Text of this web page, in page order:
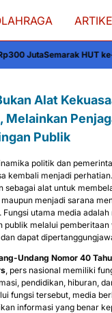
ke-81 RI, Kapolres Wajo
Alat
Melainkan
Publik
politik dan
kembali menjadi
sebagai alat untuk
menjadi sarana
Fungsi utama media adalah
publik melalui pemberitaan
dapat
Undang Nomor 40
, pers nasional memiliki
pendidikan, hiburan,
fungsi tersebut, media
informasi yang benar